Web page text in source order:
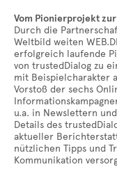
Vom Pionierprojekt
Durch die
Weltbild weiten
erfolgreich laufende
von trustedDialog zu
mit Beispielcharakter
Vorstoß der sechs
u.a. in Newslettern
Details des
aktueller
nützlichen Tipps und
Kommunikation